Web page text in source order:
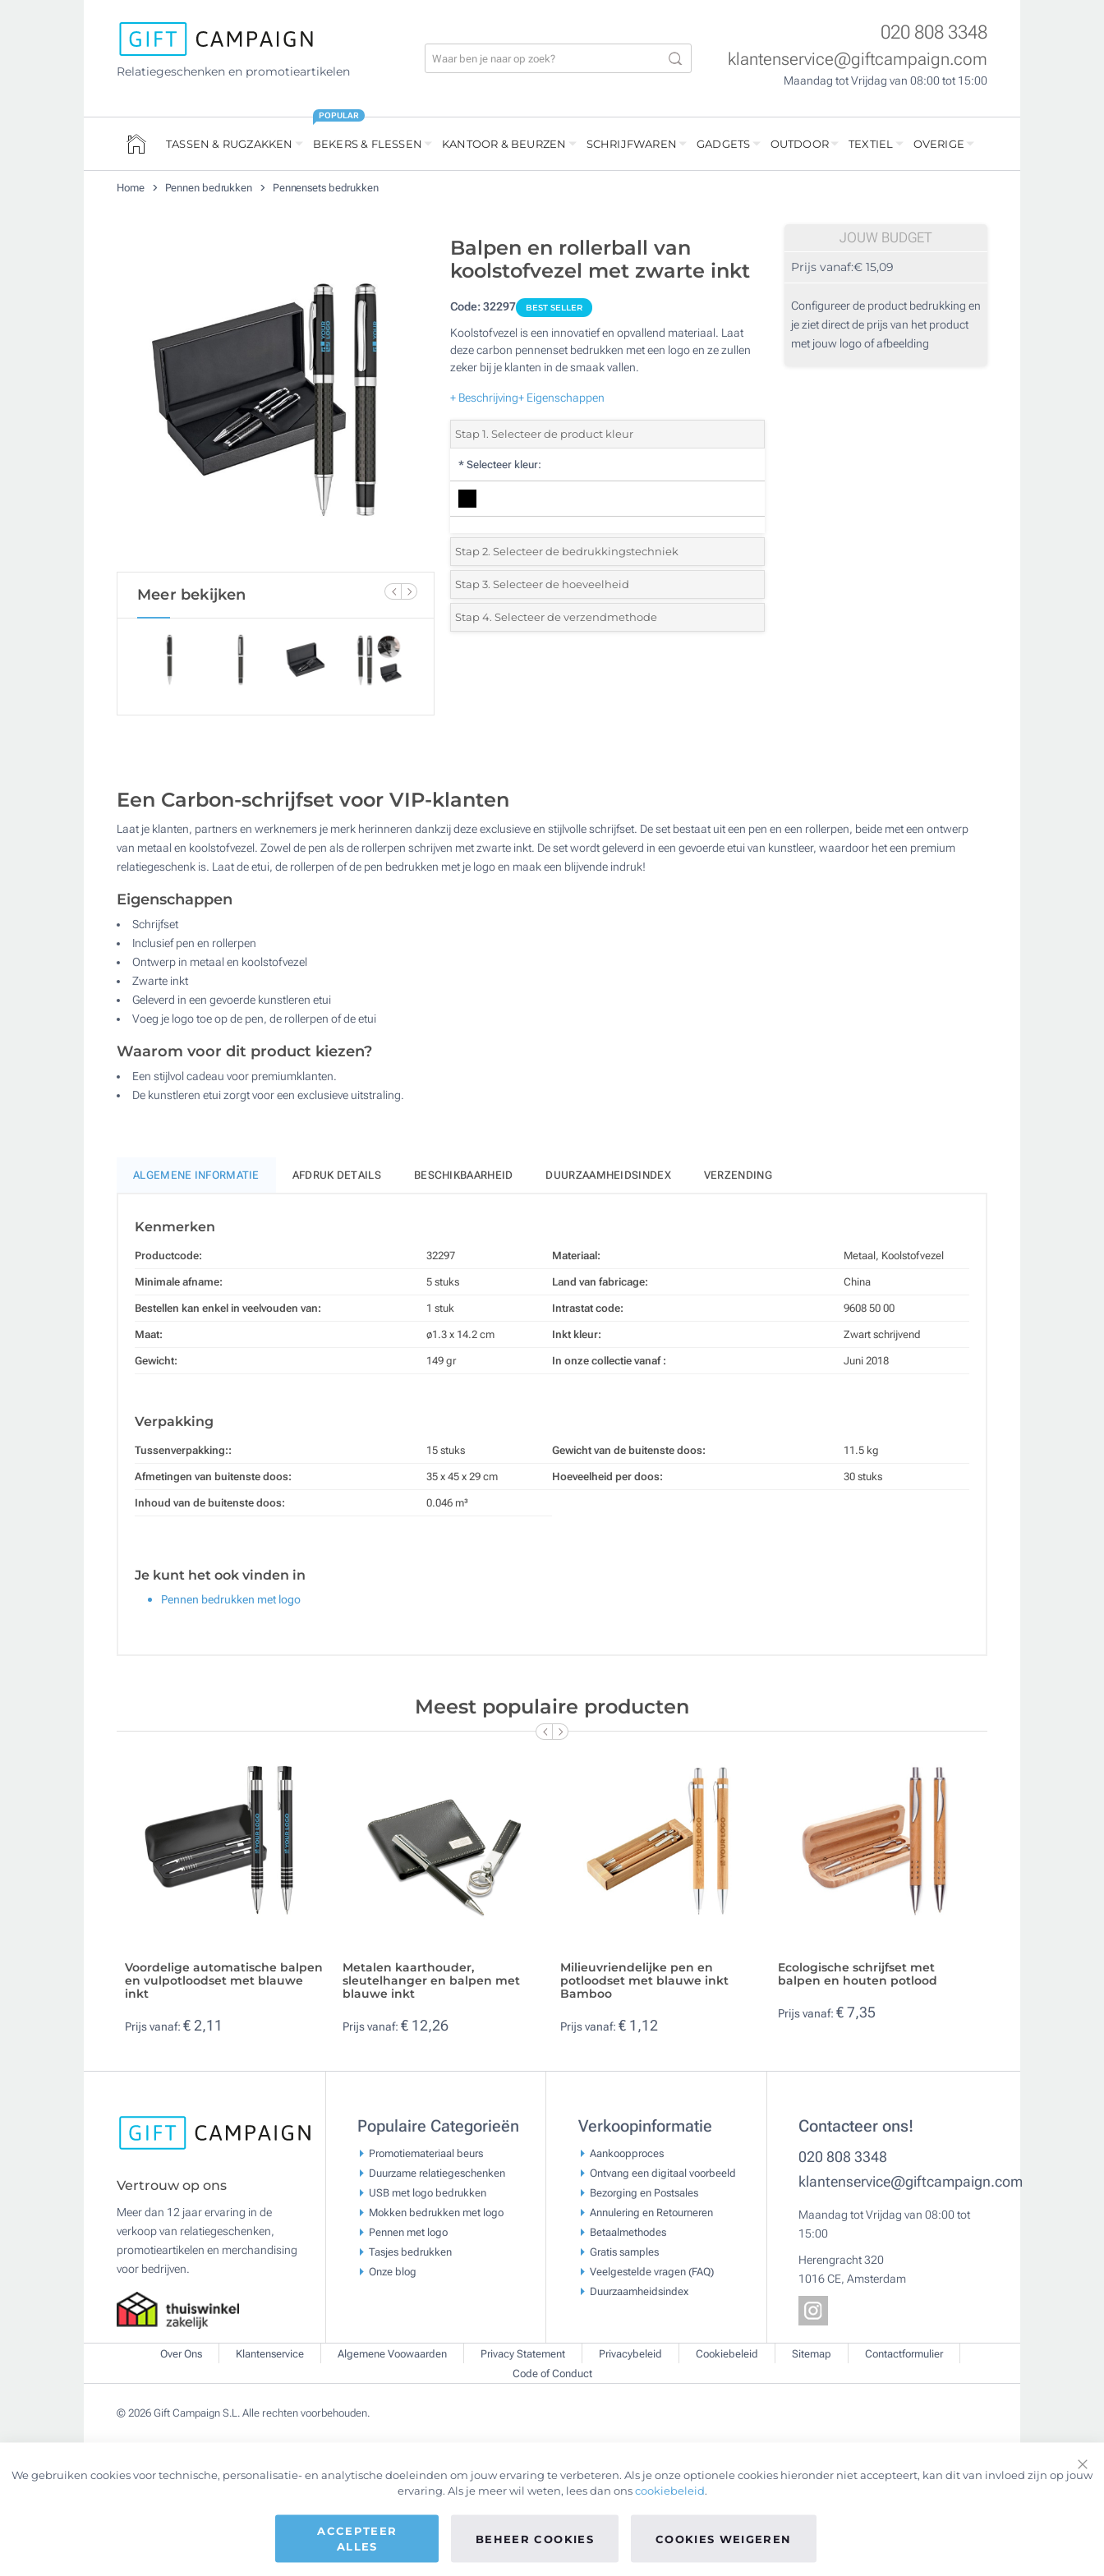
Relatiegeschenken en promotieartikelen
020 808 3348
klantenservice@giftcampaign.com
Maandag tot Vrijdag van 08:00 tot 15:00
TASSEN & RUGZAKKEN BEKERS & FLESSEN
POPULAR
KANTOOR & BEURZEN SCHRIJFWAREN GADGETS OUTDOOR TEXTIEL OVERIGE
Home Pennen bedrukken Pennensets bedrukken
Meer bekijken
Balpen en rollerball van
koolstofvezel met zwarte inkt
Code:32297 BEST SELLER
Koolstofvezel is een innovatief en opvallend materiaal. Laat
deze carbon pennenset bedrukken met een logo en ze zullen
zeker bij je klanten in de smaak vallen.
+ Beschrijving+ Eigenschappen
Stap 1. Selecteer de product kleur
* Selecteer kleur:
Stap 2. Selecteer de bedrukkingstechniek
*Selecteer de bedrukking en kleuren van het logo:
1 Kleur (Op het doosje)
Lasergravering (Enkelzijdig)
Zonder opdruk
Stap 3. Selecteer de hoeveelheid
*Selecteer uit de lijst of voeg het gewenste aantal in
Kies jouw aantal : Update
Stap 4. Selecteer de verzendmethode
JOUW BUDGET
Prijs vanaf:€ 15,09
Configureer de product bedrukking en
je ziet direct de prijs van het product
met jouw logo of afbeelding
Een Carbon-schrijfset voor VIP-klanten
Laat je klanten, partners en werknemers je merk herinneren dankzij deze exclusieve en stijlvolle schrijfset. De set bestaat uit een pen en een rollerpen, beide met een ontwerp
van metaal en koolstofvezel. Zowel de pen als de rollerpen schrijven met zwarte inkt. De set wordt geleverd in een gevoerde etui van kunstleer, waardoor het een premium
relatiegeschenk is. Laat de etui, de rollerpen of de pen bedrukken met je logo en maak een blijvende indruk!
Eigenschappen
Schrijfset
Inclusief pen en rollerpen
Ontwerp in metaal en koolstofvezel
Zwarte inkt
Geleverd in een gevoerde kunstleren etui
Voeg je logo toe op de pen, de rollerpen of de etui
Waarom voor dit product kiezen?
Een stijlvol cadeau voor premiumklanten.
De kunstleren etui zorgt voor een exclusieve uitstraling.
ALGEMENE INFORMATIE AFDRUK DETAILS BESCHIKBAARHEID DUURZAAMHEIDSINDEX VERZENDING
Kenmerken
Productcode: 32297
Minimale afname: 5 stuks
Bestellen kan enkel in veelvouden van: 1 stuk
Maat: ø1.3 x 14.2 cm
Gewicht: 149 gr
Materiaal: Metaal, Koolstofvezel
Land van fabricage: China
Intrastat code: 9608 50 00
Inkt kleur: Zwart schrijvend
In onze collectie vanaf : Juni 2018
Verpakking
Tussenverpakking:: 15 stuks
Afmetingen van buitenste doos: 35 x 45 x 29 cm
Inhoud van de buitenste doos: 0.046 m³
Gewicht van de buitenste doos: 11.5 kg
Hoeveelheid per doos: 30 stuks
Je kunt het ook vinden in
Pennen bedrukken met logo
Meest populaire producten
Voordelige automatische balpen
en vulpotloodset met blauwe
inkt
Prijs vanaf: € 2,11
Metalen kaarthouder,
sleutelhanger en balpen met
blauwe inkt
Prijs vanaf: € 12,26
Milieuvriendelijke pen en
potloodset met blauwe inkt
Bamboo
Prijs vanaf: € 1,12
Ecologische schrijfset met
balpen en houten potlood
Prijs vanaf: € 7,35
Vertrouw op ons
Meer dan 12 jaar ervaring in de
verkoop van relatiegeschenken,
promotieartikelen en merchandising
voor bedrijven.
Populaire Categorieën
Promotiemateriaal beurs
Duurzame relatiegeschenken
USB met logo bedrukken
Mokken bedrukken met logo
Pennen met logo
Tasjes bedrukken
Onze blog
Verkoopinformatie
Aankoopproces
Ontvang een digitaal voorbeeld
Bezorging en Postsales
Annulering en Retourneren
Betaalmethodes
Gratis samples
Veelgestelde vragen (FAQ)
Duurzaamheidsindex
Contacteer ons!
020 808 3348
klantenservice@giftcampaign.com
Maandag tot Vrijdag van 08:00 tot
15:00
Herengracht 320
1016 CE, Amsterdam
Over Ons Klantenservice Algemene Voowaarden Privacy Statement Privacybeleid Cookiebeleid Sitemap
Contactformulier
Code of Conduct
© 2026 Gift Campaign S.L. Alle rechten voorbehouden.
We gebruiken cookies voor technische, personalisatie- en analytische doeleinden om jouw ervaring te verbeteren. Als je onze optionele cookies hieronder niet accepteert, kan dit van invloed zijn op jouw
ervaring. Als je meer wil weten, lees dan onscookiebeleid.
ACCEPTEER
ALLES
BEHEER COOKIES COOKIES WEIGEREN